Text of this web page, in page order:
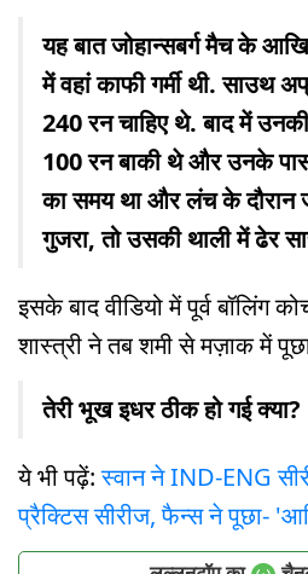
यह बात जोहान्सबर्ग मैच के
में वहां काफी गर्मी थी. साउथ
240 रन चाहिए थे. बाद में
100 रन बाकी थे और उनके
का समय था और लंच के दौरान
गुजरा, तो उसकी थाली में ढेर
इसके बाद वीडियो में पूर्व बॉलिंग
शास्त्री ने तब शमी से मज़ाक में
तेरी भूख इधर ठीक हो गई क्या?
ये भी पढ़ें:स्वान ने IND-ENG
प्रैक्टिस सीरीज, फैन्स ने पूछा-